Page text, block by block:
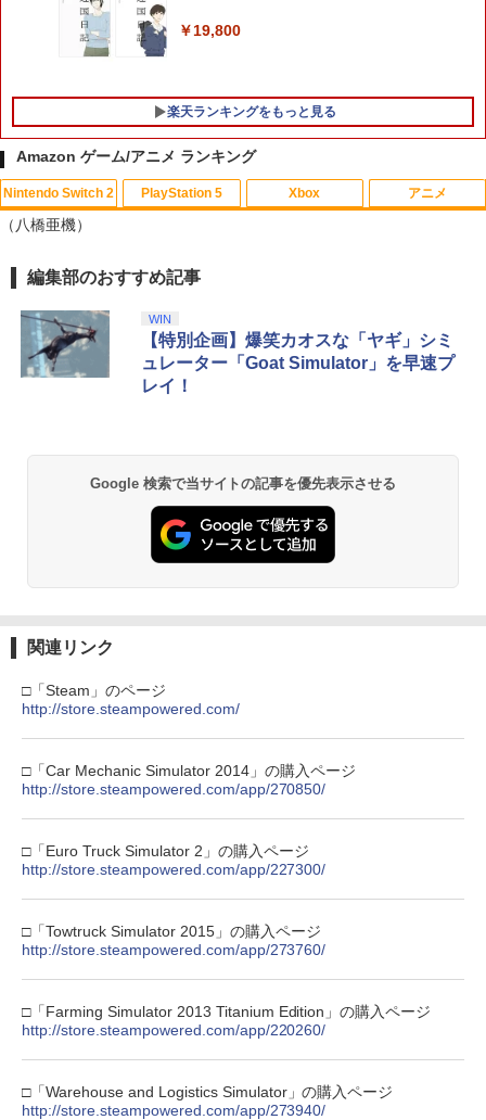
（ダウンロード版）※4,800ポイントま
￥6,480
￥4,400
￥19,800
楽天ランキングをもっと見る
Amazon ゲーム/アニメ ランキング
Nintendo Switch 2
1
スプラトゥーン レイダース|オンライン
￥5,832
￥6,449
3 Nintendo Switch 2(日本語・国内専用)
￥9,000
5
ニンテンドープリペイド番号 5000円|オ
ンラインコード版
￥5,000
PlayStation 5
1
PlayStation 5 デジタル・エディション
￥55,000
プロダクトコード 封入
￥7,286
3
【純正品】ディスクドライブ(CFI-ZDD1
トローラー ミッドナイト ブラック(CFI-
ZCT2J01)
【純正品】DualSense ワイヤレスコン
トローラー(CFI-ZCT2J)
￥10,737
Xbox
1
【純正品】Xbox ワイヤレス コントロー
￥8,300
￥7,681
【純正品】Xbox ワイヤレス コントロー
B-C ケーブル
【国内正規品】Thrustmaster スラスト
マスター TH8S シフター - PC、PS4、P
S5、PS5 Pro、Xbox One、Xbox Serie
s X|S 対応の高精度 H パターン シフター
￥14,141
アニメ
1
劇場版「鬼滅の刃」無限城編 第一章 猗
￥3,982
窩座再来 通常版 [DVD]
￥3,523
3
【Amazon.co.jp限定】劇場版モノノ怪
￥10,780
4
劇場版「鬼滅の刃」無限城編 第一章 猗
￥8,698
巾着＋メーカー特典:【坤と離】二振りの
剣、十翼より来たる！スタジオ描き下ろ
しイラストボード付) [DVD]
（八橋亜機）
編集部のおすすめ記事
WIN
【特別企画】爆笑カオスな「ヤギ」シミ
ュレーター「Goat Simulator」を早速プ
レイ！
Google 検索で当サイトの記事を優先表示させる
関連リンク
□「Steam」のページ
http://store.steampowered.com/
□「Car Mechanic Simulator 2014」の購入ページ
http://store.steampowered.com/app/270850/
□「Euro Truck Simulator 2」の購入ページ
http://store.steampowered.com/app/227300/
□「Towtruck Simulator 2015」の購入ページ
http://store.steampowered.com/app/273760/
□「Farming Simulator 2013 Titanium Edition」の購入ページ
http://store.steampowered.com/app/220260/
□「Warehouse and Logistics Simulator」の購入ページ
http://store.steampowered.com/app/273940/